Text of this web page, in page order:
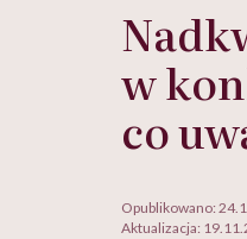
w
co
Opublikowano:
Aktualizacja: